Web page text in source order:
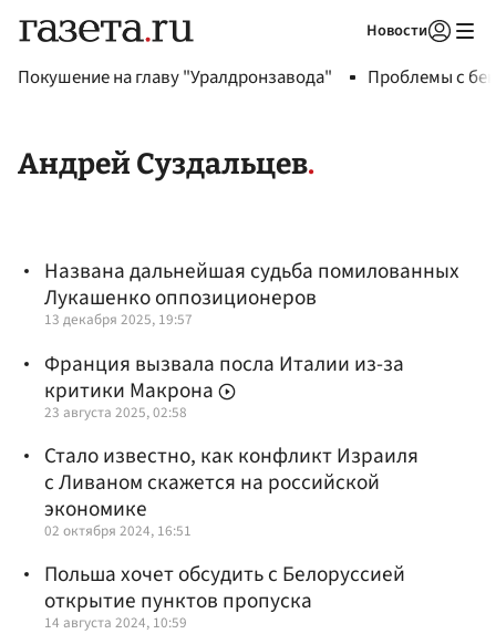
Новости
Покушение на главу "Уралдронзавода" Проблемы с
Андрей Суздальцев
Названа дальнейшая судьба помилованных
Лукашенко оппозиционеров
13 декабря 2025, 19:57
Франция вызвала посла Италии из-за
критики Макрона
23 августа 2025, 02:58
Стало известно, как конфликт Израиля
с Ливаном скажется на российской
экономике
02 октября 2024, 16:51
Польша хочет обсудить с Белоруссией
открытие пунктов пропуска
14 августа 2024, 10:59